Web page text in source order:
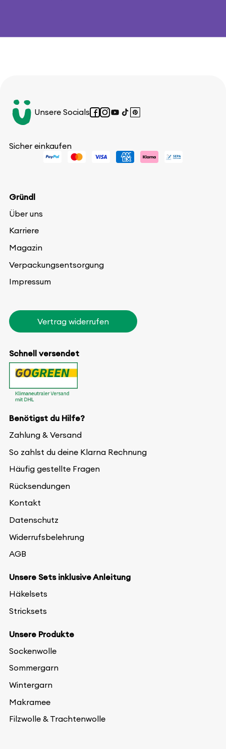
Unsere SocialsFacebook
Instagram
YouTube
TikTokPinterest
Sicher einkaufen
Benötigst du Hilfe?
Zahlung & Versand
So zahlst du deine Klarna Rechnung
Häufig gestellte Fragen
Rücksendungen
Kontakt
Datenschutz
Widerrufsbelehrung
AGB
Unsere Sets inklusive Anleitung
Häkelsets
Stricksets
Unsere Produkte
Sockenwolle
Sommergarn
Wintergarn
Makramee
Filzwolle & Trachtenwolle
Gründl
Über uns
Karriere
Magazin
Verpackungsentsorgung
Impressum
Vertrag widerrufen
Schnell versendet